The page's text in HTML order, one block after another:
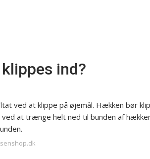
ind?
ved at klippe på øjemål. Hækken bør
at trænge helt ned til bunden af